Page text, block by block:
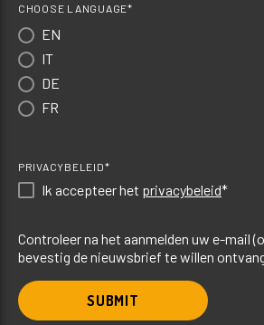
CHOOSE LANGUAGE*
EN
IT
DE
FR
PRIVACYBELEID*
Ik accepteer het privacybeleid*
Controleer na het aanmelden uw e-mail
bevestig de nieuwsbrief te willen
SUBMIT